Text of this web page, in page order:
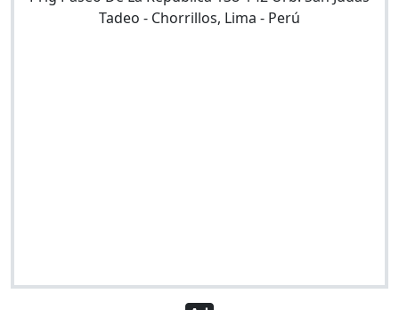
Tadeo - Chorrillos, Lima - Perú